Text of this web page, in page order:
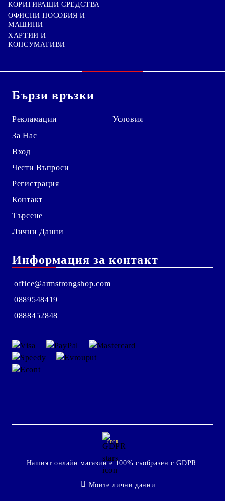
КОРИГИРАЩИ СРЕДСТВА
ОФИСНИ ПОСОБИЯ И
МАШИНИ
ХАРТИИ И
КОНСУМАТИВИ
Бързи връзки
Рекламации
За Нас
Вход
Чести Въпроси
Регистрация
Контакт
Търсене
Лични Данни
Условия
Информация за контакт
office@armstrongshop.com
0889548419
0888452848
GDPR
Нашият онлайн магазин е 100% съобразен с GDPR.
Моите лични данни